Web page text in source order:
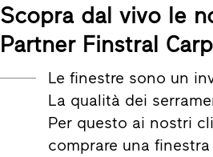
Scopra dal vivo le
Partner Finstral
Le finestre sono un
La qualità dei
Per questo ai nostri
comprare una